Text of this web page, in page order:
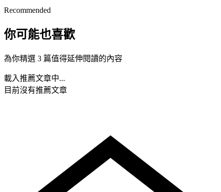
Recommended
你可能也喜歡
為你精選 3 篇值得延伸閱讀的內容
載入推薦文章中...
目前沒有推薦文章